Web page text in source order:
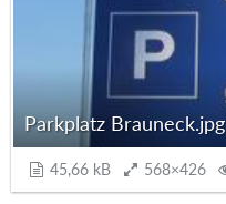
Parkplatz Brauneck.jpg
45,66 kB 568×426